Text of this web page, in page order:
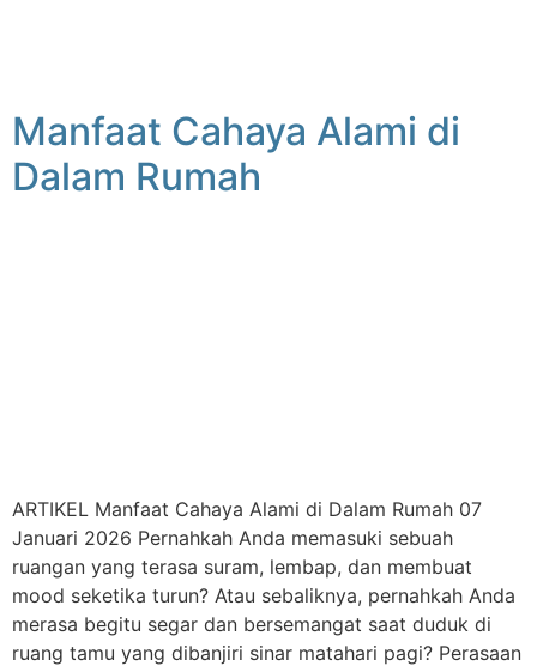
Manfaat Cahaya Alami di
Dalam Rumah
ARTIKEL Manfaat Cahaya Alami di Dalam Rumah 07
Januari 2026 Pernahkah Anda memasuki sebuah
ruangan yang terasa suram, lembap, dan membuat
mood seketika turun? Atau sebaliknya, pernahkah Anda
merasa begitu segar dan bersemangat saat duduk di
ruang tamu yang dibanjiri sinar matahari pagi? Perasaan